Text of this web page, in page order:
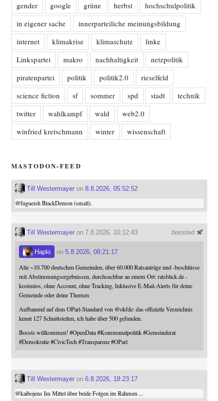
gender
google grüne herbst
hochschulpolitik
in eigener sache
innerparteiliche meinungsbildung
internet
klimakrise klimaschutz
linke
Linkspartei
makro nachhaltigkeit
netzpolitik
piratenpartei
politik politik2.0
rieselfeld
science fiction
sf sommer spd stadt
technik
twitter
wahlkampf wald
web2.0
winfried kretschmann
winter wissenschaft
MASTODON-FEED
Till Westermayeron 8.8.2026, 05:52:52
@fugueishBlackDemon (small).
boosted
Till Westermayeron 7.8.2026, 10:12:43
Haplo on 5.8.2026, 08:21:17
Alle ~10.700 deutschen Gemeinden, über 60.000 Ratsanträge und -beschlüsse
mit Abstimmungsergebnissen, durchsuchbar an einem Ort: ratsblick.de -
kostenlos, ohne Account, ohne Tracking, Inklusive E-Mail-Alerts für deine
Gemeinde oder deine Themen
Aufbauend auf dem OParl-Standard von @okfde: das offizielle Verzeichnis
kennt 127 Schnittstellen, ich habe über 500 gefunden.
Boosts willkommen! #OpenData #Kommunalpolitik #Gemeinderat
#Demokratie #CivicTech #Transparenz #OParl
Till Westermayeron 6.8.2026, 18:23:17
@kaibojensIm Mittel über beide Folgen im Rahmen ...